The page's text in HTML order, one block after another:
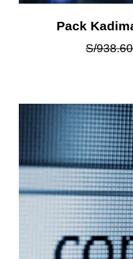
Pack
S/938.60